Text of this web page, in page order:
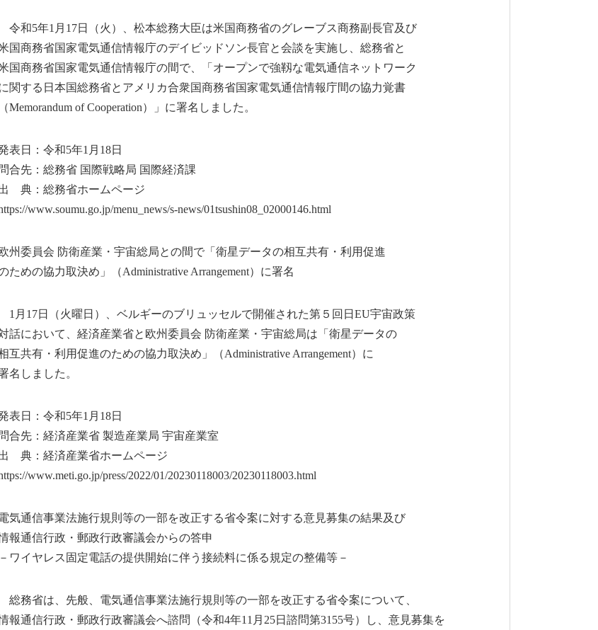
5年1月17日（火）、松本総務大臣は米国商務省のグレーブス商務副長官及び
商務省国家電気通信情報庁のデイビッドソン長官と会談を実施し、総務省と
商務省国家電気通信情報庁の間で、「オープンで強靱な電気通信ネットワーク
する日本国総務省とアメリカ合衆国商務省国家電気通信情報庁間の協力覚書
of Cooperation）」に署名しました。
日：令和5年1月18日
先：総務省 国際戦略局 国際経済課
：総務省ホームページ
www.soumu.go.jp/menu_news/s-news/01tsushin08_02000146.html
州委員会 防衛産業・宇宙総局との間で「衛星データの相互共有・利用促進
めの協力取決め」（Administrative Arrangement）に署名
日（火曜日）、ベルギーのブリュッセルで開催された第５回日EU宇宙政策
において、経済産業省と欧州委員会 防衛産業・宇宙総局は「衛星データの
共有・利用促進のための協力取決め」（Administrative Arrangement）に
しました。
日：令和5年1月18日
先：経済産業省 製造産業局 宇宙産業室
：経済産業省ホームページ
www.meti.go.jp/press/2022/01/20230118003/20230118003.html
気通信事業法施行規則等の一部を改正する省令案に対する意見募集の結果及び
通信行政・郵政行政審議会からの答申
イヤレス固定電話の提供開始に伴う接続料に係る規定の整備等－
省は、先般、電気通信事業法施行規則等の一部を改正する省令案について、
通信行政・郵政行政審議会へ諮問（令和4年11月25日諮問第3155号）し、意見募集を